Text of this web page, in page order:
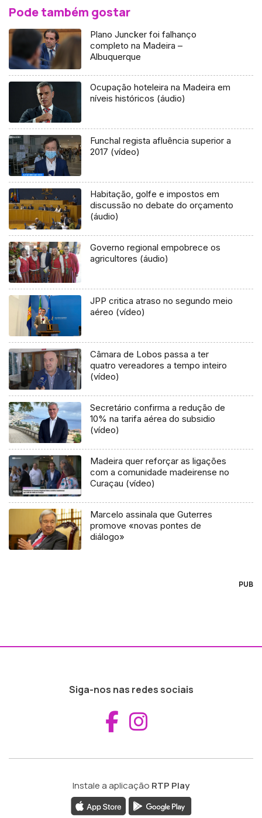
Pode também gostar
Plano Juncker foi falhanço
completo na Madeira –
Albuquerque
Ocupação hoteleira na Madeira em
níveis históricos (áudio)
Funchal regista afluência superior a
2017 (vídeo)
Habitação, golfe e impostos em
discussão no debate do orçamento
(áudio)
Governo regional empobrece os
agricultores (áudio)
JPP critica atraso no segundo meio
aéreo (vídeo)
Câmara de Lobos passa a ter
quatro vereadores a tempo inteiro
(vídeo)
Secretário confirma a redução de
10% na tarifa aérea do subsidio
(vídeo)
Madeira quer reforçar as ligações
com a comunidade madeirense no
Curaçau (vídeo)
Marcelo assinala que Guterres
promove «novas pontes de
diálogo»
PUB
Siga-nos nas redes sociais
Aceder ao
Instale a aplicação RTP Play